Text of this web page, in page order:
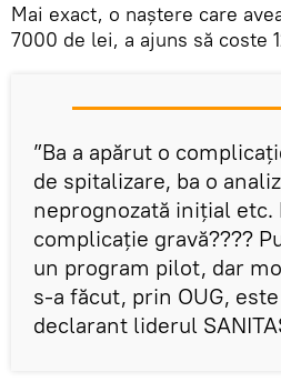
Mai exact, o naștere care
7000 de lei, a ajuns să coste
”Ba a apărut o
de spitalizare, ba o
neprognozată inițial etc.
complicație gravă????
un program pilot, dar
s-a făcut, prin OUG,
declarant liderul